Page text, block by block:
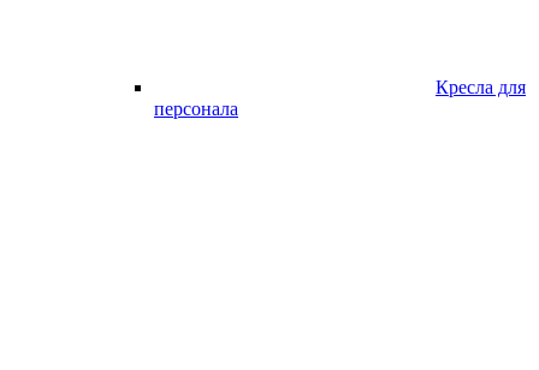
Кресла для
персонала